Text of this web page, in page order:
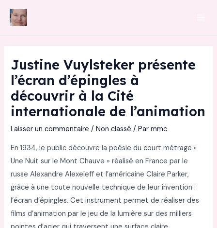
Justine Vuylsteker présente
l’écran d’épingles à
découvrir à la Cité
internationale de l’animation
Laisser un commentaire /Non classé / Parmmc
En 1934, le public découvre la poésie du court métrage «
Une Nuit sur le Mont Chauve » réalisé en France par le
russe Alexandre Alexeïeff et l’américaine Claire Parker,
grâce à une toute nouvelle technique de leur invention :
l’écran d’épingles. Cet instrument permet de réaliser des
films d’animation par le jeu de la lumière sur des milliers